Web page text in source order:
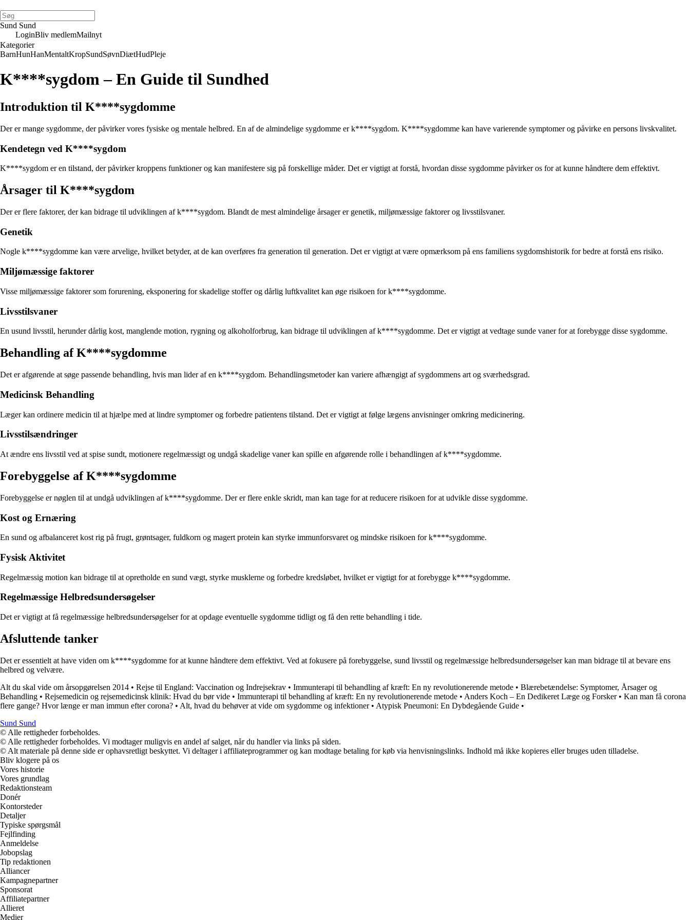
Sund Sund
LoginBliv medlemMailnyt
Kategorier
BarnHunHanMentaltKropSundSøvnDiætHudPleje
K****sygdom – En Guide til Sundhed
Introduktion til K****sygdomme
Der er mange sygdomme, der påvirker vores fysiske og mentale helbred. En af de almindelige sygdomme er k****sygdom. K****sygdomme kan have varierende symptomer og påvirke en persons livskvalitet.
Kendetegn ved K****sygdom
K****sygdom er en tilstand, der påvirker kroppens funktioner og kan manifestere sig på forskellige måder. Det er vigtigt at forstå, hvordan disse sygdomme påvirker os for at kunne håndtere dem effektivt.
Årsager til K****sygdom
Der er flere faktorer, der kan bidrage til udviklingen af k****sygdom. Blandt de mest almindelige årsager er genetik, miljømæssige faktorer og livsstilsvaner.
Genetik
Nogle k****sygdomme kan være arvelige, hvilket betyder, at de kan overføres fra generation til generation. Det er vigtigt at være opmærksom på ens familiens sygdomshistorik for bedre at forstå ens risiko.
Miljømæssige faktorer
Visse miljømæssige faktorer som forurening, eksponering for skadelige stoffer og dårlig luftkvalitet kan øge risikoen for k****sygdomme.
Livsstilsvaner
En usund livsstil, herunder dårlig kost, manglende motion, rygning og alkoholforbrug, kan bidrage til udviklingen af k****sygdomme. Det er vigtigt at vedtage sunde vaner for at forebygge disse sygdomme.
Behandling af K****sygdomme
Det er afgørende at søge passende behandling, hvis man lider af en k****sygdom. Behandlingsmetoder kan variere afhængigt af sygdommens art og sværhedsgrad.
Medicinsk Behandling
Læger kan ordinere medicin til at hjælpe med at lindre symptomer og forbedre patientens tilstand. Det er vigtigt at følge lægens anvisninger omkring medicinering.
Livsstilsændringer
At ændre ens livsstil ved at spise sundt, motionere regelmæssigt og undgå skadelige vaner kan spille en afgørende rolle i behandlingen af k****sygdomme.
Forebyggelse af K****sygdomme
Forebyggelse er nøglen til at undgå udviklingen af k****sygdomme. Der er flere enkle skridt, man kan tage for at reducere risikoen for at udvikle disse sygdomme.
Kost og Ernæring
En sund og afbalanceret kost rig på frugt, grøntsager, fuldkorn og magert protein kan styrke immunforsvaret og mindske risikoen for k****sygdomme.
Fysisk Aktivitet
Regelmæssig motion kan bidrage til at opretholde en sund vægt, styrke musklerne og forbedre kredsløbet, hvilket er vigtigt for at forebygge k****sygdomme.
Regelmæssige Helbredsundersøgelser
Det er vigtigt at få regelmæssige helbredsundersøgelser for at opdage eventuelle sygdomme tidligt og få den rette behandling i tide.
Afsluttende tanker
Det er essentielt at have viden om k****sygdomme for at kunne håndtere dem effektivt. Ved at fokusere på forebyggelse, sund livsstil og regelmæssige helbredsundersøgelser kan man bidrage til at bevare ens
helbred og velvære.
Alt du skal vide om årsopgørelsen 2014 • Rejse til England: Vaccination og Indrejsekrav • Immunterapi til behandling af kræft: En ny revolutionerende metode • Blærebetændelse: Symptomer, Årsager og
Behandling • Rejsemedicin og rejsemedicinsk klinik: Hvad du bør vide • Immunterapi til behandling af kræft: En ny revolutionerende metode • Anders Koch – En Dedikeret Læge og Forsker• Kan man få corona
flere gange? Hvor længe er man immun efter corona? • Alt, hvad du behøver at vide om sygdomme og infektioner• Atypisk Pneumoni: En Dybdegående Guide •
Sund Sund
© Alle rettigheder forbeholdes.
© Alle rettigheder forbeholdes. Vi modtager muligvis en andel af salget, når du handler via links på siden.
© Alt materiale på denne side er ophavsretligt beskyttet. Vi deltager i affiliateprogrammer og kan modtage betaling for køb via henvisningslinks. Indhold må ikke kopieres eller bruges uden tilladelse.
Bliv klogere på os
Vores historie
Vores grundlag
Redaktionsteam
Donér
Kontorsteder
Detaljer
Typiske spørgsmål
Fejlfinding
Anmeldelse
Jobopslag
Tip redaktionen
Alliancer
Kampagnepartner
Sponsorat
Affiliatepartner
Allieret
Medier